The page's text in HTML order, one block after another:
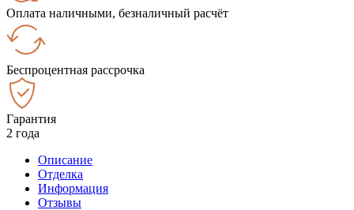
Оплата наличными, безналичный расчёт
Беспроцентная рассрочка
Гарантия
2 года
Описание
Отделка
Информация
Отзывы